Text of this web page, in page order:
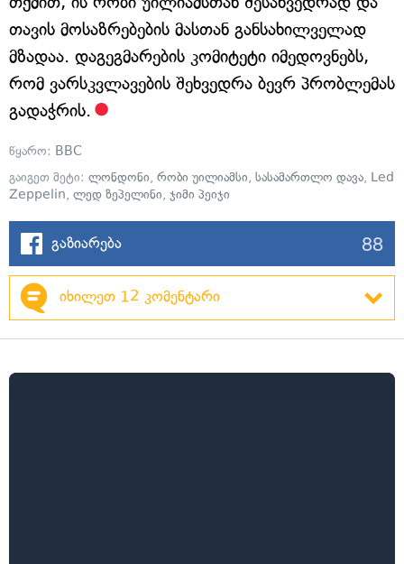
თავის მოსაზრებების მასთან განსახილველად
მზადაა. დაგეგმარების კომიტეტი იმედოვნებს,
რომ ვარსკვლავების შეხვედრა ბევრ პრობლემას
გადაჭრის.
წყარო: BBC
გაიგეთ მეტი: ლონდონი, რობი უილიამსი, სასამართლო დავა, Led
Zeppelin, ლედ ზეპელინი, ჯიმი პეიჯი
გაზიარება 88
იხილეთ 12 კომენტარი